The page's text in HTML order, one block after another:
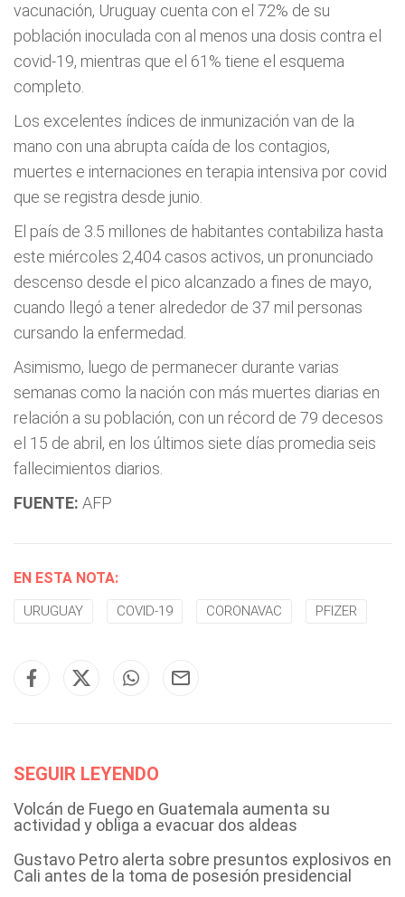
vacunación, Uruguay cuenta con el 72% de su
población inoculada con al menos una dosis contra el
covid-19, mientras que el 61% tiene el esquema
completo.
Los excelentes índices de inmunización van de la
mano con una abrupta caída de los contagios,
muertes e internaciones en terapia intensiva por covid
que se registra desde junio.
El país de 3.5 millones de habitantes contabiliza hasta
este miércoles 2,404 casos activos, un pronunciado
descenso desde el pico alcanzado a fines de mayo,
cuando llegó a tener alrededor de 37 mil personas
cursando la enfermedad.
Asimismo, luego de permanecer durante varias
semanas como la nación con más muertes diarias en
relación a su población, con un récord de 79 decesos
el 15 de abril, en los últimos siete días promedia seis
fallecimientos diarios.
FUENTE: AFP
EN ESTA NOTA:
URUGUAY COVID-19 CORONAVAC PFIZER
SEGUIR LEYENDO
Volcán de Fuego en Guatemala aumenta su
actividad y obliga a evacuar dos aldeas
Gustavo Petro alerta sobre presuntos explosivos en
Cali antes de la toma de posesión presidencial